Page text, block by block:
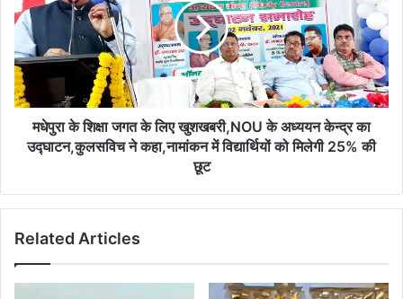
जगत
के
लिए
खुशखबरी,NOU
के
अध्ययन
केन्द्र
उद्घाटन,कुलसविच
कहा,नामांकन
विद्यार्थियों
मधेपुरा के शिक्षा जगत के लिए खुशखबरी,NOU के अध्ययन केन्द्र का
उद्घाटन,कुलसविच ने कहा,नामांकन में विद्यार्थियों को मिलेगी 25% की
छूट
Related Articles